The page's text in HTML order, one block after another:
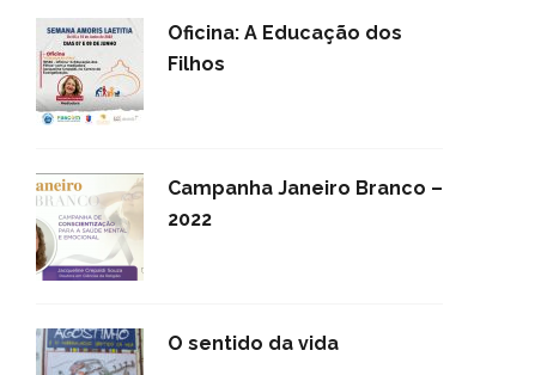
Oficina: A Educação dos
Filhos
Campanha Janeiro Branco –
2022
O sentido da vida